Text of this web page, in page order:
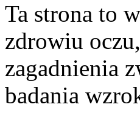
Ta strona to
zdrowiu
zagadnienia
badania